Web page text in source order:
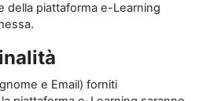
della piattaforma e-Learning
e Email) forniti